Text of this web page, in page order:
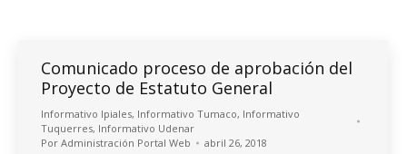
Comunicado proceso de aprobación del
Proyecto de Estatuto General
Informativo Ipiales, Informativo Tumaco, Informativo
Tuquerres, Informativo Udenar
Por Administración Portal Web abril 26, 2018